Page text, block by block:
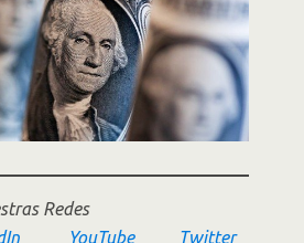
Redes
YouTube Twitter